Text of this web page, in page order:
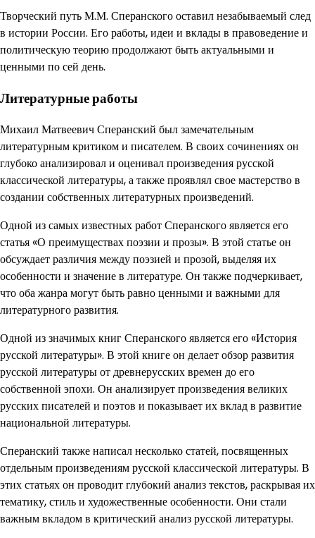
Творческий путь М.М. Сперанского оставил незабываемый след
в истории России. Его работы, идеи и вклады в правоведение и
политическую теорию продолжают быть актуальными и
ценными по сей день.
Литературные работы
Михаил Матвеевич Сперанский был замечательным
литературным критиком и писателем. В своих сочинениях он
глубоко анализировал и оценивал произведения русской
классической литературы, а также проявлял свое мастерство в
создании собственных литературных произведений.
Одной из самых известных работ Сперанского является его
статья «О преимуществах поэзии и прозы». В этой статье он
обсуждает различия между поэзией и прозой, выделяя их
особенности и значение в литературе. Он также подчеркивает,
что оба жанра могут быть равно ценными и важными для
литературного развития.
Одной из значимых книг Сперанского является его «История
русской литературы». В этой книге он делает обзор развития
русской литературы от древнерусских времен до его
собственной эпохи. Он анализирует произведения великих
русских писателей и поэтов и показывает их вклад в развитие
национальной литературы.
Сперанский также написал несколько статей, посвященных
отдельным произведениям русской классической литературы. В
этих статьях он проводит глубокий анализ текстов, раскрывая их
тематику, стиль и художественные особенности. Они стали
важным вкладом в критический анализ русской литературы.